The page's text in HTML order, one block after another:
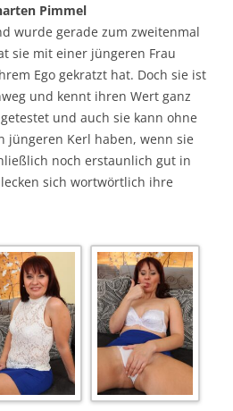
Pimmel
wurde gerade zum zweitenmal
sie mit einer jüngeren Frau
Ego gekratzt hat. Doch sie ist
und kennt ihren Wert ganz
und auch sie kann ohne
jüngeren Kerl haben, wenn sie
noch erstaunlich gut in
sich wortwörtlich ihre